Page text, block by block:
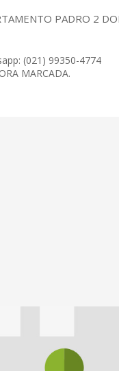
PADRO 2
(021) 99350-4774
MARCADA.